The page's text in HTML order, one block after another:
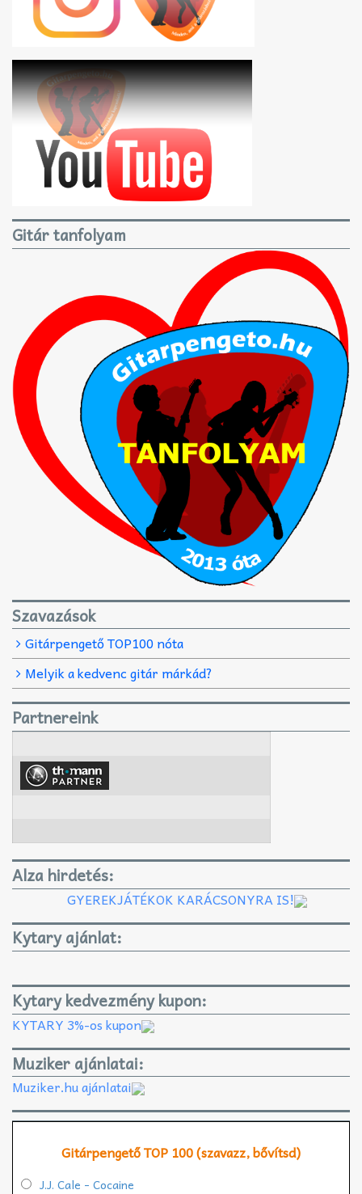
Gitár tanfolyam
Szavazások
Gitárpengető TOP100 nóta
Melyik a kedvenc gitár márkád?
Partnereink
Alza hirdetés:
GYEREKJÁTÉKOK KARÁCSONYRA IS!
Kytary ajánlat:
Kytary kedvezmény kupon:
KYTARY 3%-os kupon
Muziker ajánlatai:
Muziker.hu ajánlatai
Gitárpengető TOP 100 (szavazz, bővítsd)
J.J. Cale - Cocaine